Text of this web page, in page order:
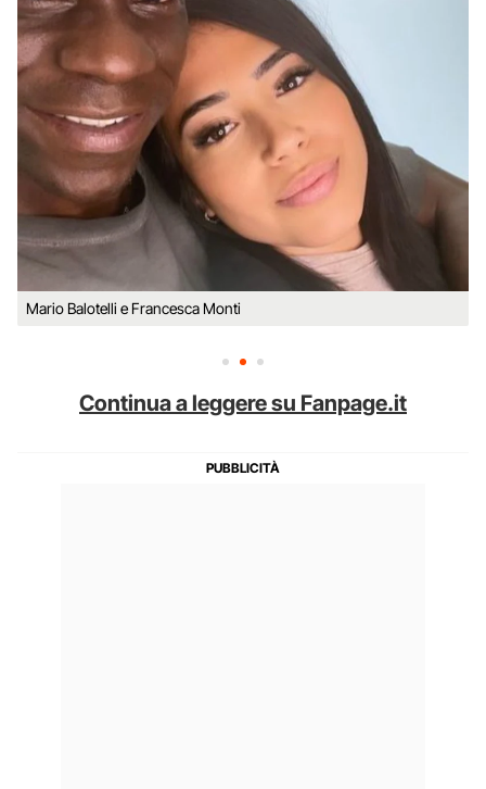
Mario Balotelli e Francesca Monti
Continua a leggere su Fanpage.it